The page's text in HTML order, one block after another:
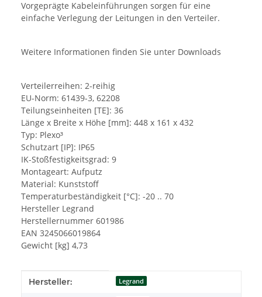
Vorgeprägte Kabeleinführungen sorgen für eine
einfache Verlegung der Leitungen in den Verteiler.
Weitere Informationen finden Sie unter Downloads
Verteilerreihen: 2-reihig
EU-Norm: 61439-3, 62208
Teilungseinheiten [TE]: 36
Länge x Breite x Höhe [mm]: 448 x 161 x 432
Typ: Plexo³
Schutzart [IP]: IP65
IK-Stoßfestigkeitsgrad: 9
Montageart: Aufputz
Material: Kunststoff
Temperaturbeständigkeit [°C]: -20 .. 70
Hersteller Legrand
Herstellernummer 601986
EAN 3245066019864
Gewicht [kg] 4,73
Produkteigenschaft
Wert
Hersteller: Legrand